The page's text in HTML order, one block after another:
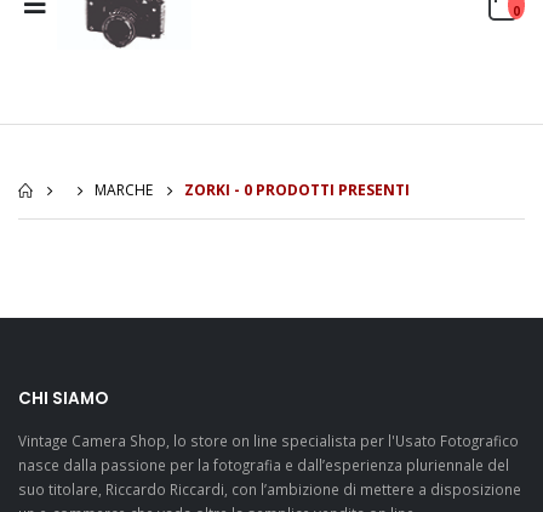
0
MARCHE ZORKI - 0 PRODOTTI PRESENTI
CHI SIAMO
Vintage Camera Shop, lo store on line specialista per l'Usato Fotografico
nasce dalla passione per la fotografia e dall’esperienza pluriennale del
suo titolare, Riccardo Riccardi, con l’ambizione di mettere a disposizione